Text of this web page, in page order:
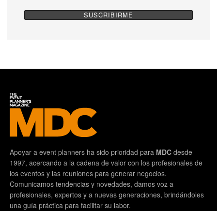
Apoyar a event planners ha sido prioridad para MDC desde
1997, acercando a la cadena de valor con los profesionales de
los eventos y las reuniones para generar negocios.
Comunicamos tendencias y novedades, damos voz a
profesionales, expertos y a nuevas generaciones, brindándoles
una guía práctica para facilitar su labor.